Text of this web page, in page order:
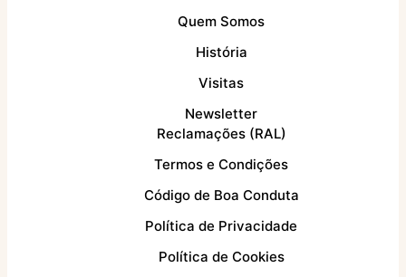
Quem Somos
História
Visitas
Newsletter
Reclamações (RAL)
Termos e Condições
Código de Boa Conduta
Política de Privacidade
Política de Cookies